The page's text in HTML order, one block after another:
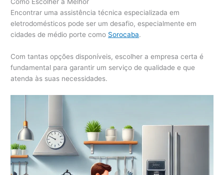
Encontrar uma assistência técnica especializada em
eletrodomésticos pode ser um desafio, especialmente em
cidades de médio porte como Sorocaba.
Com tantas opções disponíveis, escolher a empresa certa é
fundamental para garantir um serviço de qualidade e que
atenda às suas necessidades.